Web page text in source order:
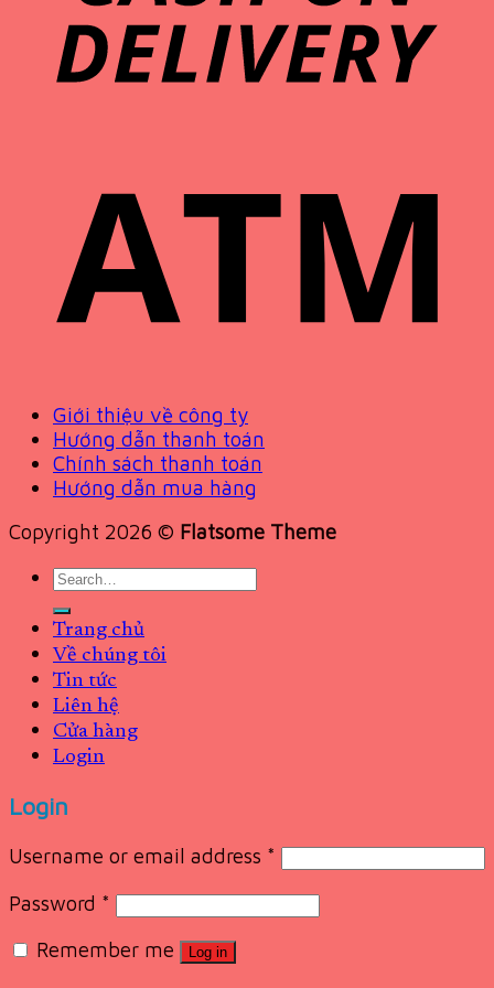
Giới thiệu về công ty
Hướng dẫn thanh toán
Chính sách thanh toán
Hướng dẫn mua hàng
Copyright 2026 © Flatsome Theme
Search
Trang chủ
Về chúng tôi
Tin tức
Liên hệ
Cửa hàng
Login
Login
Username or email address *
Password *
Remember me
Log in